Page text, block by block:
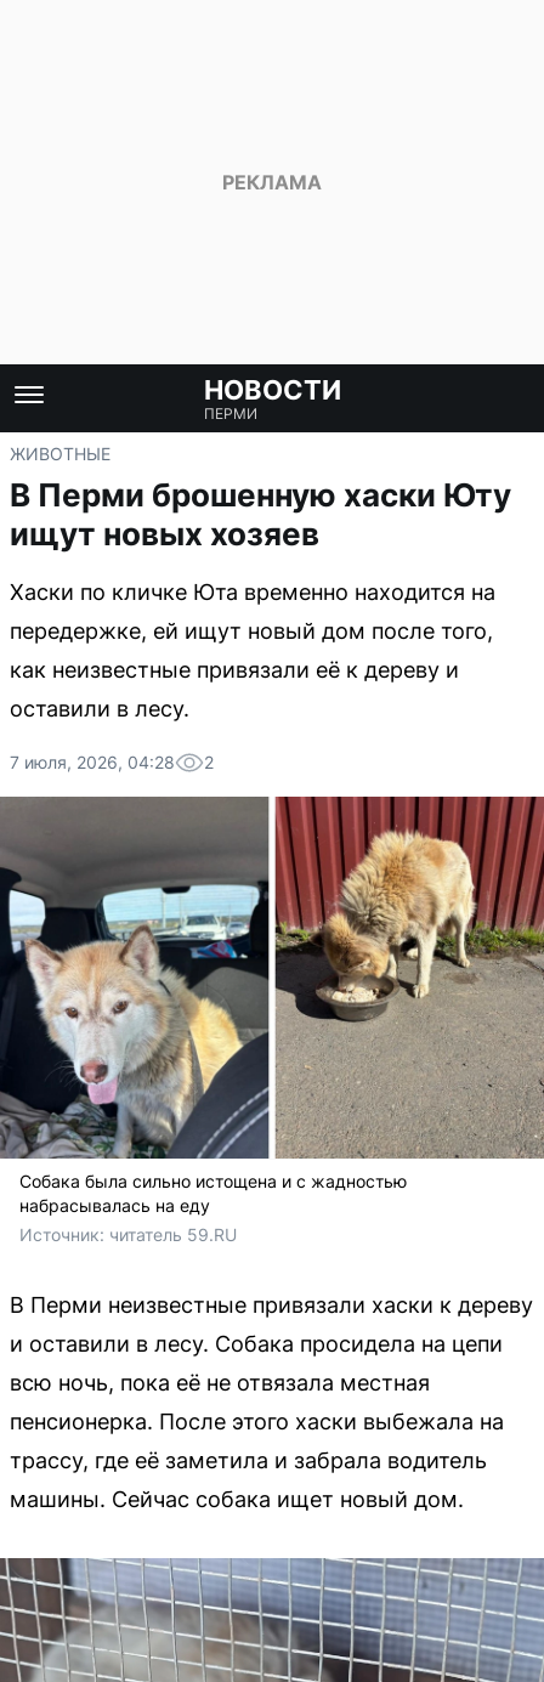
НОВОСТИ
ПЕРМИ
ЖИВОТНЫЕ
В Перми брошенную хаски Юту
ищут новых хозяев
Хаски по кличке Юта временно находится на
передержке, ей ищут новый дом после того,
как неизвестные привязали её к дереву и
оставили в лесу.
7 июля, 2026, 04:28 2
Собака была сильно истощена и с жадностью
набрасывалась на еду
Источник: читатель 59.RU
В Перми неизвестные привязали хаски к дереву
и оставили в лесу. Собака просидела на цепи
всю ночь, пока её не отвязала местная
пенсионерка. После этого хаски выбежала на
трассу, где её заметила и забрала водитель
машины. Сейчас собака ищет новый дом.